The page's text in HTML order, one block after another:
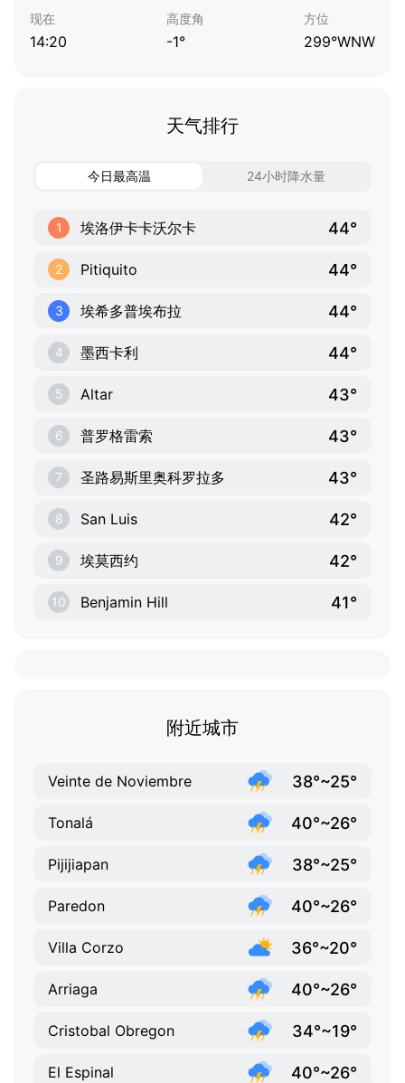
现在
14:20
高度角
-1°
方位
299°WNW
天气排行
今日最高温 24小时降水量
1 埃洛伊卡卡沃尔卡 44°
2 Pitiquito 44°
3 埃希多普埃布拉 44°
4 墨西卡利 44°
5 Altar 43°
6 普罗格雷索 43°
7 圣路易斯里奥科罗拉多 43°
8 San Luis 42°
9 埃莫西约 42°
10 Benjamin Hill 41°
附近城市
Veinte de Noviembre 38°~25°
Tonalá 40°~26°
Pijijiapan 38°~25°
Paredon 40°~26°
Villa Corzo 36°~20°
Arriaga 40°~26°
Cristobal Obregon 34°~19°
El Espinal 40°~26°